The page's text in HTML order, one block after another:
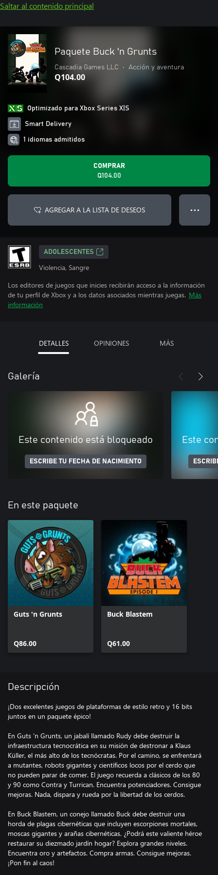
Saltar al contenido principal
Paquete Buck 'n Grunts
Cascadia Games LLC • Acción y aventura
Q104.00
Optimizado para Xbox Series X|S
Smart Delivery
1 idiomas admitidos
COMPRAR
Q104.00
AGREGAR A LA LISTA DE DESEOS ● ● ●
ADOLESCENTES
Violencia, Sangre
Los editores de juegos que inicies recibirán acceso a la información
de tu perfil de Xbox y a los datos asociados mientras juegas. Más
información
DETALLES OPINIONES MÁS
Galería
Este contenido está bloqueado
ESCRIBE TU FECHA DE NACIMIENTO
Este
En este paquete
Guts 'n Grunts
Q86.00
Buck Blastem
Q61.00
Descripción
¡Dos excelentes juegos de plataformas de estilo retro y 16 bits
juntos en un paquete épico!
En Guts 'n Grunts, un jabalí llamado Rudy debe destruir la
infraestructura tecnocrática en su misión de destronar a Klaus
Küller, el más alto de los tecnócratas. Por el camino, se enfrentará
a mutantes, robots gigantes y científicos locos por el cerdo que
no pueden parar de comer. El juego recuerda a clásicos de los 80
y 90 como Contra y Turrican. Encuentra potenciadores. Consigue
mejoras. Nada, dispara y rueda por la libertad de los cerdos.
En Buck Blastem, un conejo llamado Buck debe destruir una
horda de plagas cibernéticas que incluyen escorpiones mortales,
moscas gigantes y arañas cibernéticas. ¿Podrá este valiente héroe
restaurar su diezmado jardín hogar? Explora grandes niveles.
Encuentra oro y artefactos. Compra armas. Consigue mejoras.
¡Pon fin al caos!